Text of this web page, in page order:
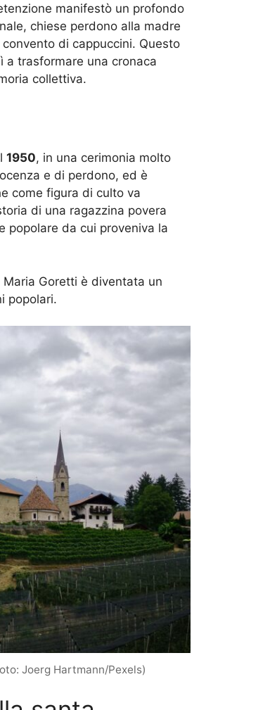
manifestò un profondo
chiese perdono alla madre
di cappuccini. Questo
trasformare una cronaca
collettiva.
1950, in una cerimonia molto
e di perdono, ed è
come figura di culto va
di una ragazzina povera
popolare da cui proveniva la
Goretti è diventata un
popolari.
Joerg Hartmann/Pexels)